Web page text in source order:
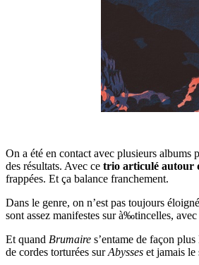
On a été en contact avec plusieurs albums
des résultats. Avec ce trio articulé autour
frappées. Et ça balance franchement.
Dans le genre, on n’est pas toujours
sont assez manifestes sur à‰tincelles,
Et quand Brumaire s’entame de façon
de cordes torturées surAbysses et jamais le